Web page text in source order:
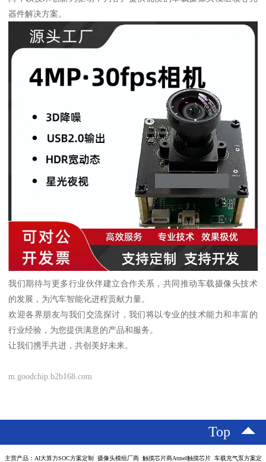
器件解决方案。
我们期待与更多行业伙伴建立合作关系，共同推动车载摄像头技术
的发展，为汽车智能化进程贡献力量。
欢迎各界朋友与我们交流探讨，我们将以专业的技术能力和丰富的
行业经验，为您提供满意的产品和服务。
让我们携手共进，共创美好未来。
m.goodchip.b2b168.com
Top
主营产品：AI大算力SOC方案定制 摄像头模组厂商 触摸芯片商Atmel触摸芯片 车载充气泵方案定